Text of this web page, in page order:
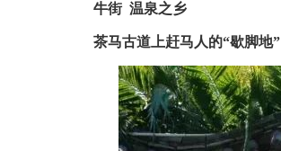
牛街 温泉之乡
茶马古道上赶马人的“歇脚地”